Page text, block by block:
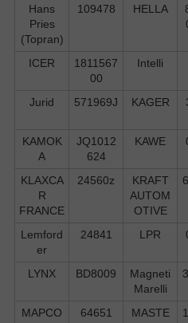
Hans
Pries
(Topran)
109478 HELLA
ICER
1811567
00
Intelli
Jurid
571969J KAGER
KAMOK
A
JQ1012
624
KAWE
KLAXCA
R
FRANCE
24560z
KRAFT
AUTOM
OTIVE
Lemford
er
24841 LPR
LYNX
BD8009
Magneti
Marelli
MAPCO 64651
MASTE